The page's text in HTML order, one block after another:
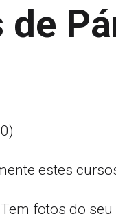
de
estes
fotos do